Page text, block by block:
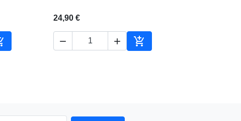
ao carrinho
24,90 €
  
Adicionar ao carrinho